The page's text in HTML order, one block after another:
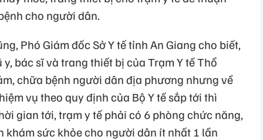
cho người dân.
Phó Giám đốc Sở Y tế tỉnh An Giang cho biết,
bác sĩ và trang thiết bị của Trạm Y tế Thổ
chữa bệnh người dân địa phương nhưng về
vụ theo quy định của Bộ Y tế sắp tới thì
gian tới, trạm y tế phải có 6 phòng chức năng,
sức khỏe cho người dân ít nhất 1 lần